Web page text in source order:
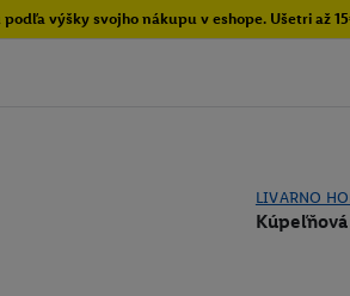
výšky svojho nákupu v eshope. Ušetri až
LIVARNO